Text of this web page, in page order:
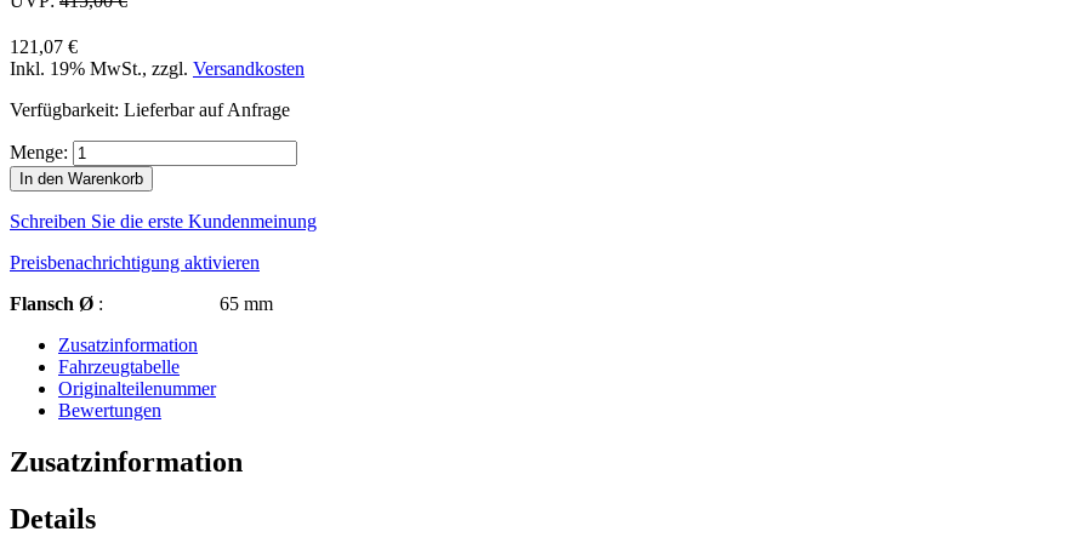
121,07 €
Inkl. 19% MwSt., zzgl. Versandkosten
Verfügbarkeit: Lieferbar auf Anfrage
Menge:
In den Warenkorb
Schreiben Sie die erste Kundenmeinung
Preisbenachrichtigung aktivieren
Flansch Ø : 65 mm
Zusatzinformation
Fahrzeugtabelle
Originalteilenummer
Bewertungen
Zusatzinformation
Details